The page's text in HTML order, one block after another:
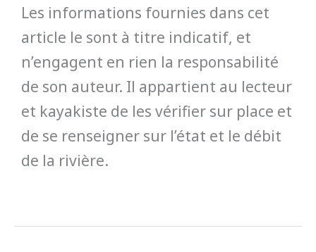
Les informations fournies dans cet
article le sont à titre indicatif, et
n’engagent en rien la responsabilité
de son auteur. Il appartient au lecteur
et kayakiste de les vérifier sur place et
de se renseigner sur l’état et le débit
de la rivière.